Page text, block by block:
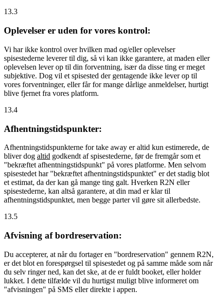
13.3
Oplevelser er uden for vores kontrol:
Vi har ikke kontrol over hvilken mad og/eller oplevelser
spisestederne leverer til dig, så vi kan ikke garantere, at maden eller
oplevelsen lever op til din forventning, især da disse ting er meget
subjektive. Dog vil et spisested der gentagende ikke lever op til
vores forventninger, eller får for mange dårlige anmeldelser, hurtigt
blive fjernet fra vores platform.
13.4
Afhentningstidspunkter:
Afhentningstidspunkterne for take away er altid kun estimerede, de
bliver dog altid godkendt af spisestederne, før de fremgår som et
"bekræftet afhentningstidspunkt" på vores platforme. Men selvom
spisestedet har "bekræftet afhentningstidspunktet" er det stadig blot
et estimat, da der kan gå mange ting galt. Hverken R2N eller
spisestederne, kan altså garantere, at din mad er klar til
afhentningstidspunktet, men begge parter vil gøre sit allerbedste.
13.5
Afvisning af bordreservation:
Du accepterer, at når du fortager en "bordreservation" gennem R2N,
er det blot en forespørgsel til spisestedet og på samme måde som når
du selv ringer ned, kan det ske, at de er fuldt booket, eller holder
lukket. I dette tilfælde vil du hurtigst muligt blive informeret om
"afvisningen" på SMS eller direkte i appen.